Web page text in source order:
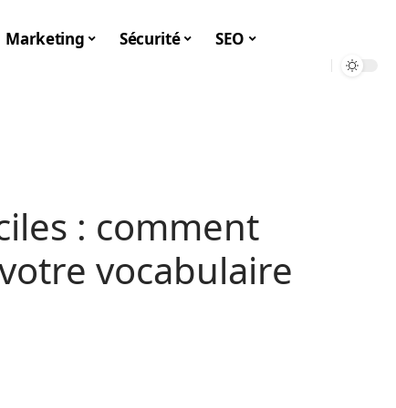
Marketing Sécurité SEO
: comment
vocabulaire